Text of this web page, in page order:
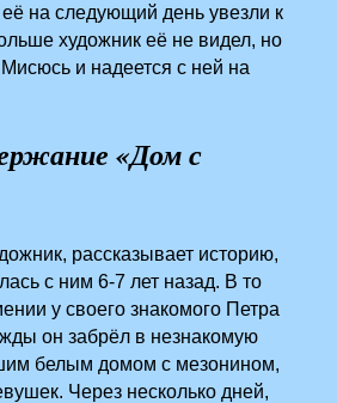
на следующий день увезли к
художник её не видел, но
и надеется с ней на
«Дом с
рассказывает историю,
с ним 6-7 лет назад. В то
у своего знакомого Петра
он забрёл в незнакомую
белым домом с мезонином,
Через несколько дней,